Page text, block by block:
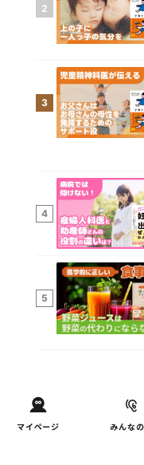
マイページ みんな
2
3
4
5